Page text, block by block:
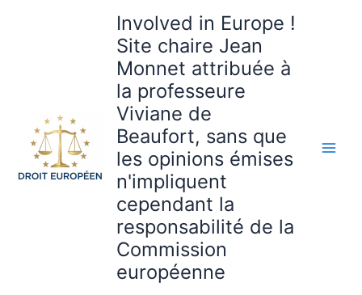
Involved in Europe !
Site chaire Jean
Monnet attribuée à
la professeure
Viviane de
Beaufort, sans que
les opinions émises
n'impliquent
cependant la
responsabilité de la
Commission
européenne